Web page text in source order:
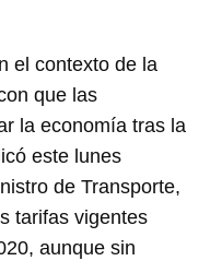
el contexto de la
que las
la economía tras la
este lunes
de Transporte,
tarifas vigentes
aunque sin